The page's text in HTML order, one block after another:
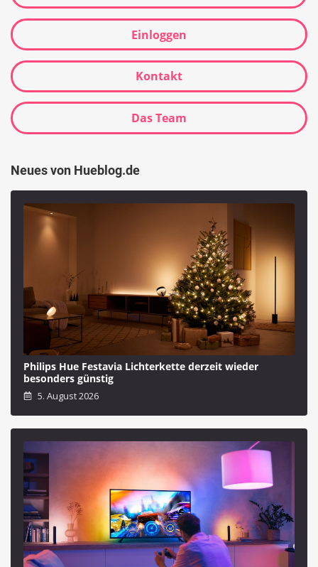
Einloggen
Kontakt
Das Team
Neues von Hueblog.de
Philips Hue Festavia Lichterkette derzeit wieder
besonders günstig
5. August 2026